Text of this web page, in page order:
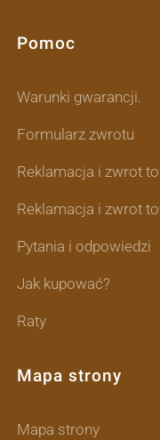
Linki w stopce
Pomoc
Warunki gwarancji.
Formularz zwrotu
Reklamacja i zwrot
Reklamacja i zwrot
Pytania i odpowiedzi
Jak kupować?
Raty
Mapa strony
Mapa strony